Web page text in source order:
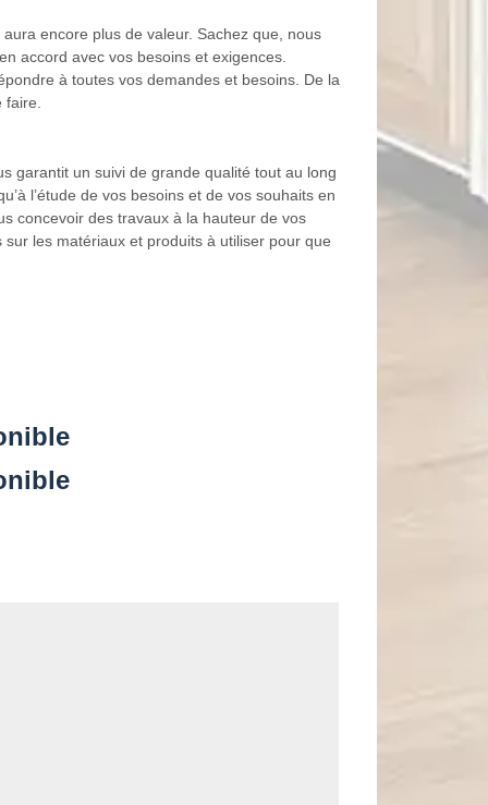
encore plus de valeur. Sachez que, nous
accord avec vos besoins et exigences.
à toutes vos demandes et besoins. De la
faire.
garantit un suivi de grande qualité tout au long
l’étude de vos besoins et de vos souhaits en
concevoir des travaux à la hauteur de vos
les matériaux et produits à utiliser pour que